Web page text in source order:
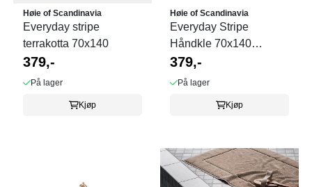
Høie of Scandinavia
Everyday stripe
terrakotta 70x140
379,-
På lager
Kjøp
Høie of Scandinavia
Everyday Stripe
Håndkle 70x140
Antrasitt
379,-
På lager
Kjøp